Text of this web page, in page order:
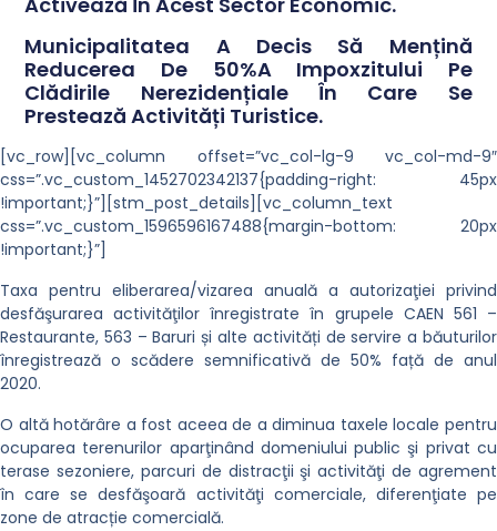
Municipalitatea A Decis Să Mențină
Reducerea De 50%a Impoxzitului Pe
Clădirile Nerezidențiale În Care Se
Prestează Activități Turistice.
[vc_row][vc_column offset=”vc_col-lg-9 vc_col-md-9″
css=”.vc_custom_1452702342137{padding-right: 45px
!important;}”][stm_post_details][vc_column_text
css=”.vc_custom_1596596167488{margin-bottom: 20px
!important;}”]
Taxa pentru eliberarea/vizarea anuală a autorizaţiei privind
desfăşurarea activităţilor înregistrate în grupele CAEN 561 –
Restaurante, 563 – Baruri și alte activități de servire a băuturilor
înregistrează o scădere semnificativă de 50% față de anul
2020.
O altă hotărâre a fost aceea de a diminua taxele locale pentru
ocuparea terenurilor aparţinând domeniului public şi privat cu
terase sezoniere, parcuri de distracţii şi activităţi de agrement
în care se desfăşoară activităţi comerciale, diferenţiate pe
zone de atracție comercială.